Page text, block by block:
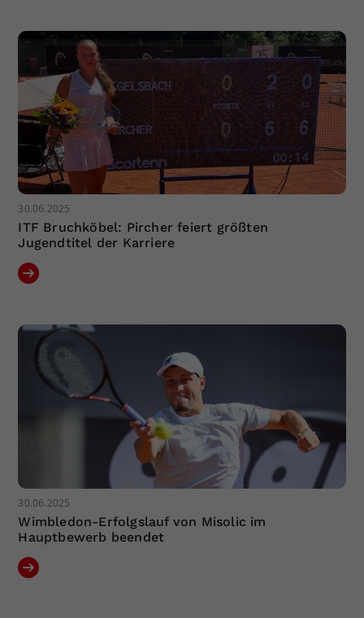
30.06.2025
ITF Bruchköbel: Pircher feiert größten
Jugendtitel der Karriere
30.06.2025
Wimbledon-Erfolgslauf von Misolic im
Hauptbewerb beendet
Zweck
Einstellungen. Unter anderem eine
zufällig generierte ID, für die
historische Speicherung Ihrer
vorgenommen Einstellungen, falls der
Webseiten-Betreiber dies eingestellt
hat.